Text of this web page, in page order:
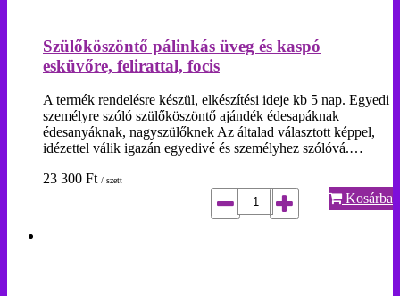
Szülőköszöntő pálinkás üveg és kaspó
esküvőre, felirattal, focis
A termék rendelésre készül, elkészítési ideje kb 5 nap. Egyedi
személyre szóló szülőköszöntő ajándék édesapáknak
édesanyáknak, nagyszülőknek Az általad választott képpel,
idézettel válik igazán egyedivé és személyhez szólóvá.…
23 300 Ft / szett
Kosárba